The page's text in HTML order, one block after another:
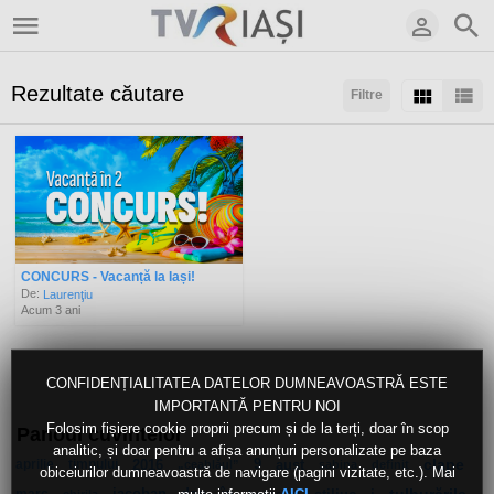
CONFIDENȚIALITATEA DATELOR DUMNEAVOASTRĂ ESTE
IMPORTANTĂ PENTRU NOI
Folosim fișiere cookie proprii precum și de la terți, doar în scop
analitic, și doar pentru a afișa anunțuri personalizate pe baza
obiceiurilor dumneavoastră de navigare (pagini vizitate, etc.). Mai
Filtre
Rezultate căutare
Sortaţi după:
CONCURS - Vacanță la Iași!
De: Laurenţiu
Acum 3 ani
Panoul cuvintelor
aprilie timpului „ceahlăul” 9 aust sabina clape